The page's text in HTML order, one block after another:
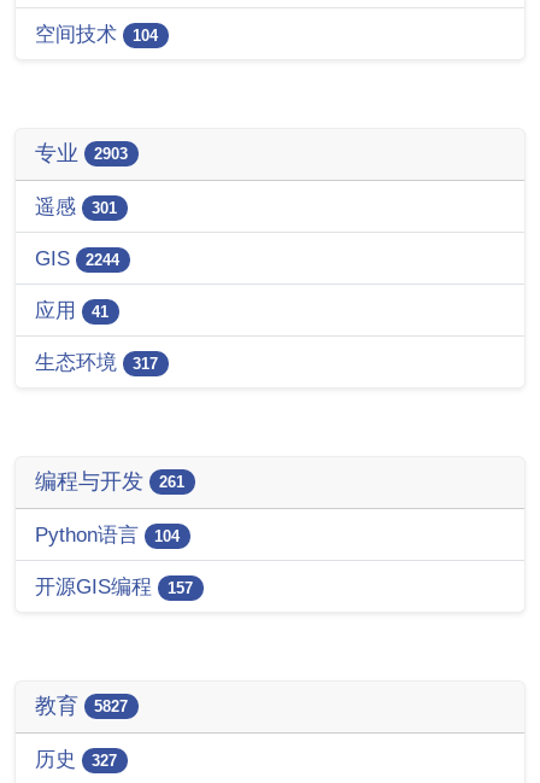
空间技术 104
专业 2903
遥感 301
GIS 2244
应用 41
生态环境 317
编程与开发 261
Python语言 104
开源GIS编程 157
教育 5827
历史 327